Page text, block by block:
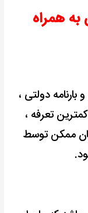
به همراه
بارنامه دولتی ،
تعرفه ،
ممکن توسط